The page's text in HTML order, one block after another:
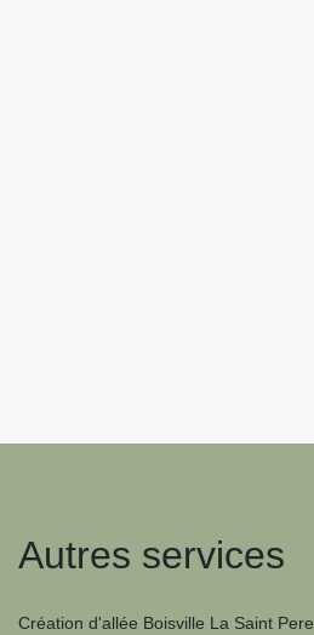
Autres services
Création d'allée Boisville La Saint Pere